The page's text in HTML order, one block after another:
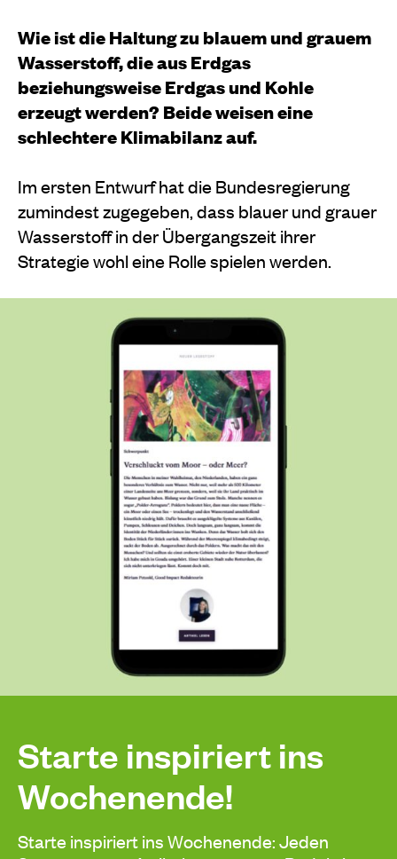
Wie ist die Haltung zu blauem und grauem
Wasserstoff, die aus Erdgas
beziehungsweise Erdgas und Kohle
erzeugt werden? Beide weisen eine
schlechtere Klimabilanz auf.
Im ersten Entwurf hat die Bundesregierung
zumindest zugegeben, dass blauer und grauer
Wasserstoff in der Übergangszeit ihrer
Strategie wohl eine Rolle spielen werden.
Starte inspiriert ins
Wochenende!
Starte inspiriert ins Wochenende: Jeden